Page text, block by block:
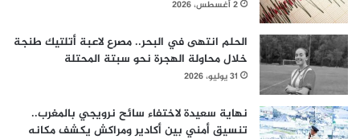
2 أغسطس، 2026
الحلم انتهى في البحر.. مصرع لاعبة أتلتيك طنجة
خلال محاولة الهجرة نحو سبتة المحتلة
31 يوليو، 2026
نهاية سعيدة لاختفاء سائح نرويجي بالمغرب..
تنسيق أمني بين أكادير ومراكش يكشف مكانه